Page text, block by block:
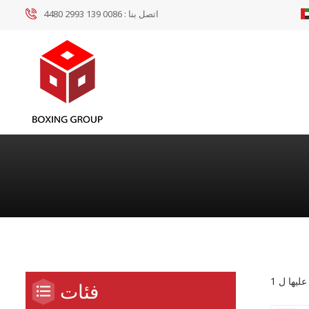
اتصل بنا : 0086 139 2993 4480
فئات